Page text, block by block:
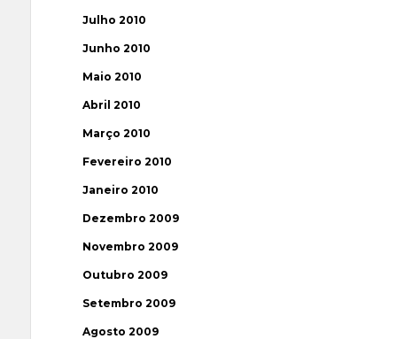
Julho 2010
Junho 2010
Maio 2010
Abril 2010
Março 2010
Fevereiro 2010
Janeiro 2010
Dezembro 2009
Novembro 2009
Outubro 2009
Setembro 2009
Agosto 2009